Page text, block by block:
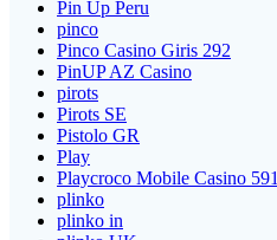
Pin Up Peru
pinco
Pinco Casino Giris 292
PinUP AZ Casino
pirots
Pirots SE
Pistolo GR
Play
Playcroco Mobile Casino 591
plinko
plinko in